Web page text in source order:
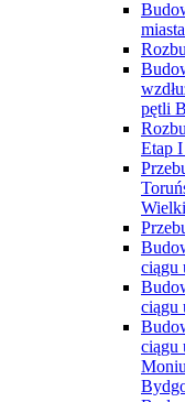
pętli
Etap
ciągu
ciągu
ciągu